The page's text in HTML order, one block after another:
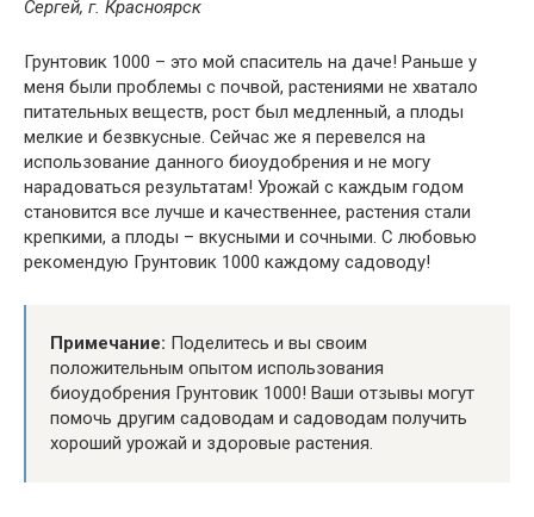
Сергей, г. Красноярск
Грунтовик 1000 – это мой спаситель на даче! Раньше у
меня были проблемы с почвой, растениями не хватало
питательных веществ, рост был медленный, а плоды
мелкие и безвкусные. Сейчас же я перевелся на
использование данного биоудобрения и не могу
нарадоваться результатам! Урожай с каждым годом
становится все лучше и качественнее, растения стали
крепкими, а плоды – вкусными и сочными. С любовью
рекомендую Грунтовик 1000 каждому садоводу!
Примечание: Поделитесь и вы своим
положительным опытом использования
биоудобрения Грунтовик 1000! Ваши отзывы могут
помочь другим садоводам и садоводам получить
хороший урожай и здоровые растения.